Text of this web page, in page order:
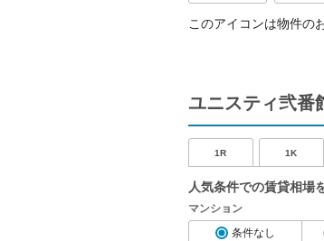
このアイコンは物件の
ユニスティ弐番
1R 1K
人気条件での賃貸相場
マンション
条件なし